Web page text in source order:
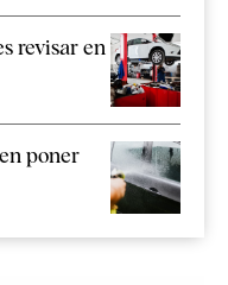
revisar en
poner